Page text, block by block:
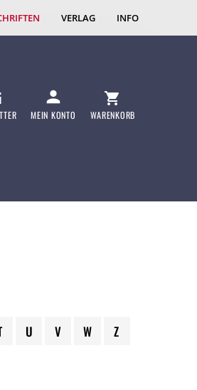
VERLAG INFO
MEIN KONTO WARENKORB
U V W Z